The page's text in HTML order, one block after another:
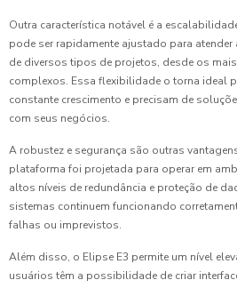
Outra característica notável é a
pode ser rapidamente ajustado para
de diversos tipos de projetos, desde os
complexos. Essa flexibilidade o torna ideal
constante crescimento e precisam de
com seus negócios.
A robustez e segurança são outras
plataforma foi projetada para operar em
altos níveis de redundância e proteção de
sistemas continuem funcionando
falhas ou imprevistos.
Além disso, o Elipse E3 permite um nível
usuários têm a possibilidade de criar